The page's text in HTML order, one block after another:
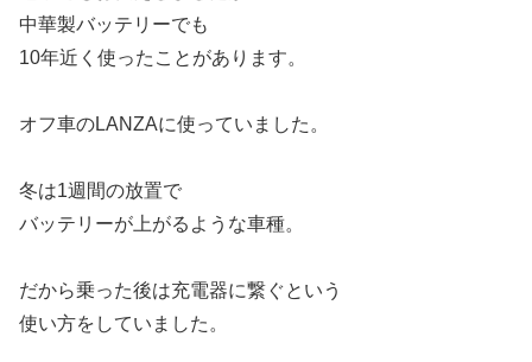
中華製バッテリーでも
10年近く使ったことがあります。
オフ車のLANZAに使っていました。
冬は1週間の放置で
バッテリーが上がるような車種。
だから乗った後は充電器に繋ぐという
使い方をしていました。